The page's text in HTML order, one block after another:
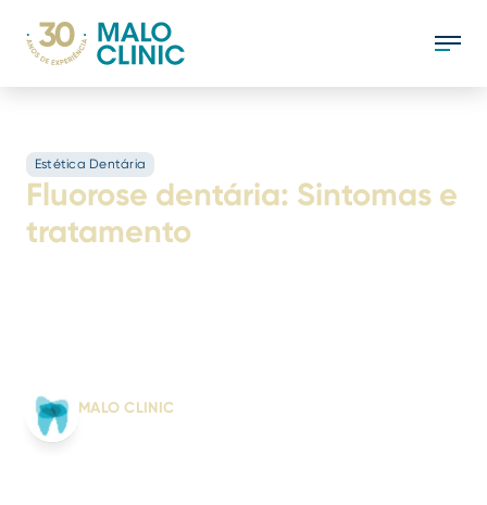
Estética Dentária
Fluorose dentária: Sintomas e
tratamento
MALO CLINIC